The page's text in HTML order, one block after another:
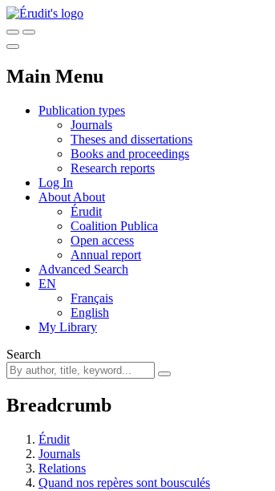
Main Menu
Publication types
Journals
Theses and dissertations
Books and proceedings
Research reports
Log In
About About
Érudit
Coalition Publica
Open access
Annual report
Advanced Search
EN
Français
English
My Library
Search
Breadcrumb
Érudit
Journals
Relations
Quand nos repères sont bousculés